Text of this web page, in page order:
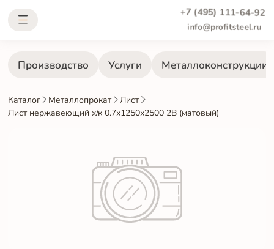
+7 (495) 111-64-92
info@profitsteel.ru
Производство Услуги Металлоконструкции
Каталог Металлопрокат
Лист
Лист нержавеющий х/к 0.7х1250х2500 2B (матовый)